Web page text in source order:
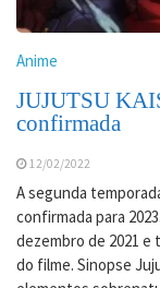
Anime
JUJUTSU
confirmada
12/02/2022
A segunda
confirmada para
dezembro de 2021 e
do filme. Sinopse